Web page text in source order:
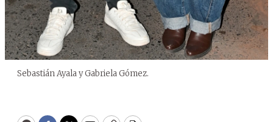
Sebastián Ayala y Gabriela Gómez.